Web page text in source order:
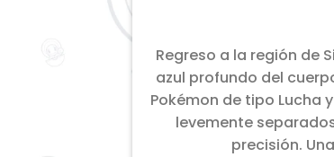
Regreso a la región de
azul profundo del
Pokémon de tipo Lucha
levemente
precisión.